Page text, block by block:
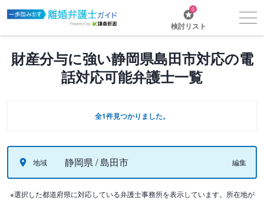
0
検討リスト
財産分与に強い静岡県島田市対応の電
話対応可能弁護士一覧
全1件見つかりました。
地域 静岡県 / 島田市 編集
※選択した都道府県に対応している弁護士事務所を表示しています。所在地が